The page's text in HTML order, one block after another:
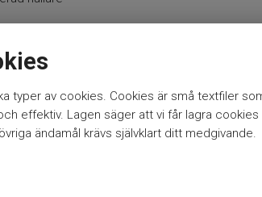
typer av cookies. Cookies är små textfiler
effektiv. Lagen säger att vi får lagra
ändamål krävs självklart ditt medgivande.
och flöten